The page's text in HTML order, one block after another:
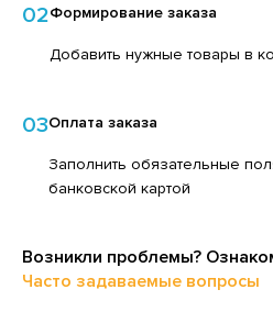
ПИТЬЕВОЕ
БЫСТРОГО
ДЛЯ УХОДА ЗА КОЖЕЙ
ДЛЯ УХОДА ЗА
ЛИЧНОЙ ГИГИЕНЫ
МОЮЩИЕ,ЧИСТЯЩИЕ
02Формирование заказа
Добавить нужные товары в
03Оплата заказа
Заполнить обязательные
банковской картой
Возникли проблемы?
Часто задаваемые вопросы